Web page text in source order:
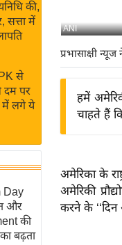
की,
सत्ता में
से
पर
में लगे ये
Day
और
की
बढ़ता
ANI
प्रभासाक्षी न्यूज
हमें
चाहते हैं
अमेरिका के
अमेरिकी
करने के